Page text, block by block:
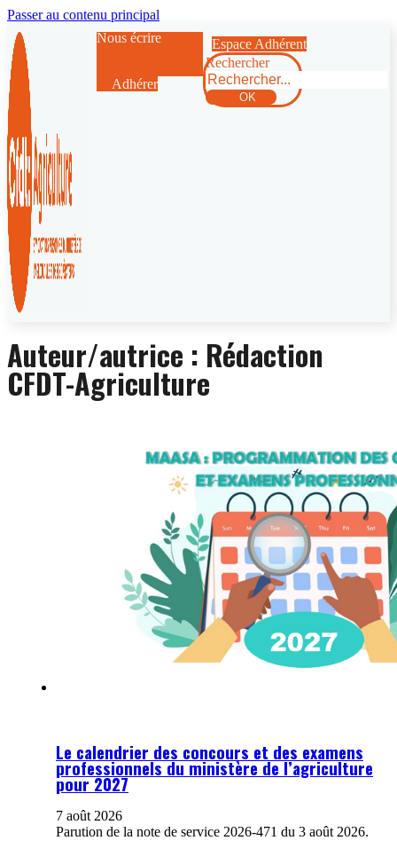
Passer au contenu principal
Nous écrire
Adhérer
Espace Adhérent
Rechercher
OK
Auteur/autrice : Rédaction
CFDT-Agriculture
Le calendrier des concours et des examens
professionnels du ministère de l’agriculture
pour 2027
7 août 2026
Parution de la note de service 2026-471 du 3 août 2026.